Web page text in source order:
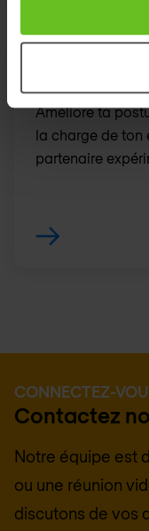
Managed
Améliore ta
la charge de ton
partenaire
CONNECTEZ-
Contactez
Notre équipe est
ou une réunion
discutons de vos